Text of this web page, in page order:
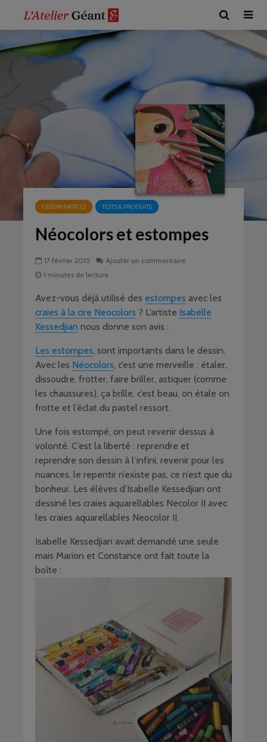
DESSIN PASTELS TESTS & PRODUITS
Néocolors et estompes
17 février 2015
Ajouter un commentaire
1 minutes de lecture
Avez-vous déjà utilisé des estompes avec les
craies à la cire Neocolors ? L’artiste Isabelle
Kessedjian nous donne son avis :
Les estompes, sont importants dans le dessin.
Avec les Néocolors, c’est une merveille : étaler,
dissoudre, frotter, faire briller, astiquer (comme
les chaussures), ça brille, c’est beau, on étale on
frotte et l’éclat du pastel ressort.
Une fois estompé, on peut revenir dessus à
volonté. C’est la liberté : reprendre et
reprendre son dessin à l’infini, revenir pour les
nuances, le repentir n’existe pas, ce n’est que du
bonheur. Les élèves d’Isabelle Kessedjian ont
dessiné les craies aquarellables Necolor II avec
les craies aquarellables Neocolor II.
Isabelle Kessedjian avait demandé une seule
mais Marion et Constance ont fait toute la
boîte :